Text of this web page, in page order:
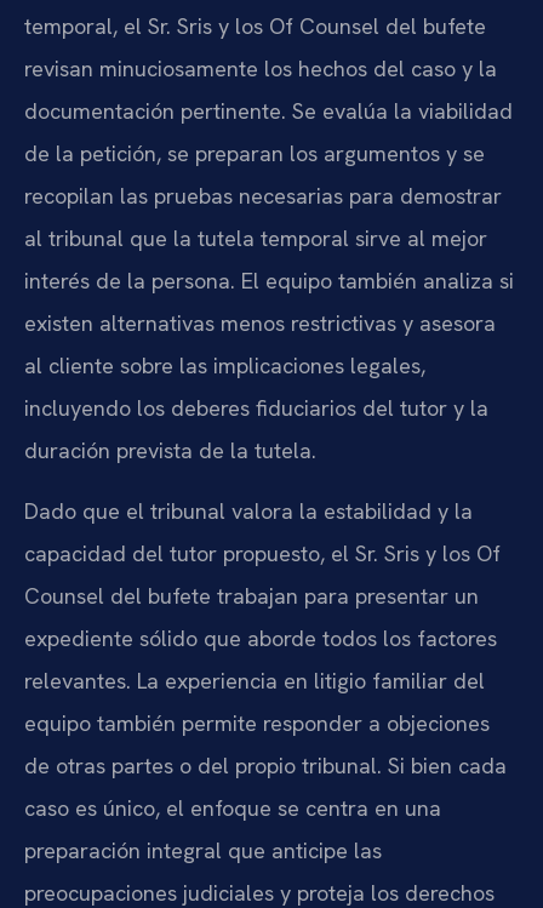
temporal, el Sr. Sris y los Of Counsel del bufete
revisan minuciosamente los hechos del caso y la
documentación pertinente. Se evalúa la viabilidad
de la petición, se preparan los argumentos y se
recopilan las pruebas necesarias para demostrar
al tribunal que la tutela temporal sirve al mejor
interés de la persona. El equipo también analiza si
existen alternativas menos restrictivas y asesora
al cliente sobre las implicaciones legales,
incluyendo los deberes fiduciarios del tutor y la
duración prevista de la tutela.
Dado que el tribunal valora la estabilidad y la
capacidad del tutor propuesto, el Sr. Sris y los Of
Counsel del bufete trabajan para presentar un
expediente sólido que aborde todos los factores
relevantes. La experiencia en litigio familiar del
equipo también permite responder a objeciones
de otras partes o del propio tribunal. Si bien cada
caso es único, el enfoque se centra en una
preparación integral que anticipe las
preocupaciones judiciales y proteja los derechos